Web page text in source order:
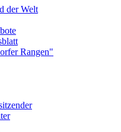
der Welt
Rangen"